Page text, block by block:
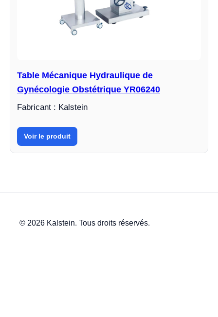
Table Mécanique Hydraulique de
Gynécologie Obstétrique YR06240
Fabricant : Kalstein
Voir le produit
© 2026 Kalstein. Tous droits réservés.